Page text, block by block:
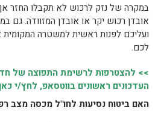
במקרה של נזק לרכוש לא תקבלו החזר
אובדן רכוש יקר או אובדן המזוודה. גם
ועליכם לפנות ראשית למשטרה
לכם.
>> להצטרפות לרשימת התפוצה של
העדכונים ראשונים בווטסאפ, לחץ/י
האם ביטוח נסיעות לחו"ל מכסה מצב